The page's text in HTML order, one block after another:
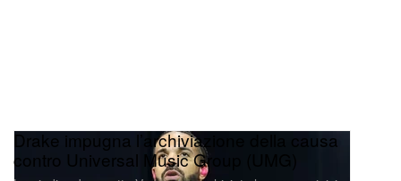
Drake impugna l’archiviazione della causa
contro Universal Music Group (UMG)